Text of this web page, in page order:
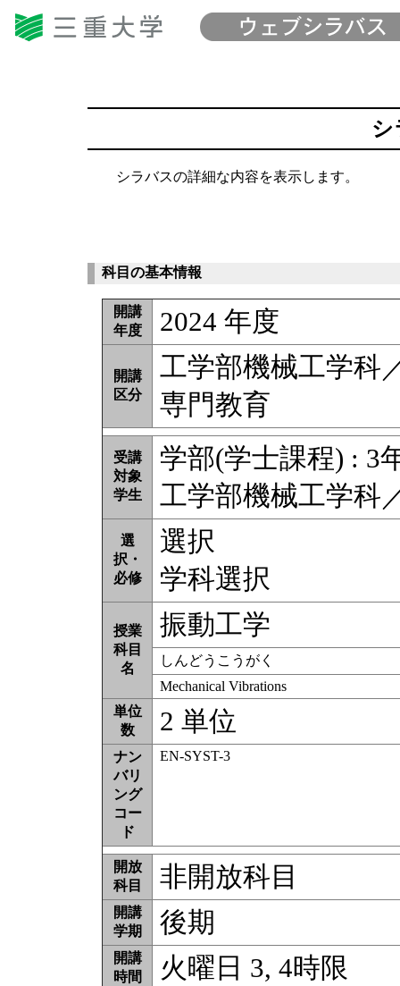
シ
シラバスの詳細な内容を表示します。
科目の基本情報
開講
年度
2024 年度
開講
区分
工学部機械工学科
専門教育
受講
対象
学生
学部(学士課程) : 3
工学部機械工学科
選
択・
必修
選択
学科選択
授業
科目
名
振動工学
しんどうこうがく
Mechanical Vibrations
単位
数
2 単位
ナン
バリ
ング
コー
ド
EN-SYST-3
開放
科目
非開放科目
開講
学期
後期
開講
時間
火曜日 3, 4時限